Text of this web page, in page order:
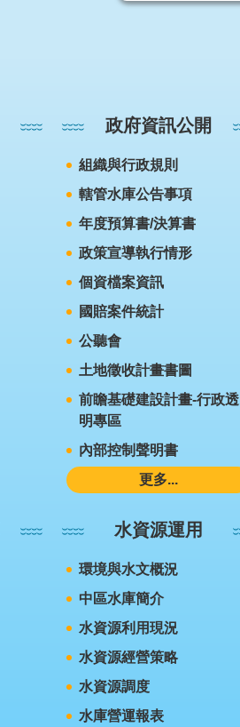
政府資訊公開
組織與行政規則
轄管水庫公告事項
年度預算書/決算書
政策宣導執行情形
個資檔案資訊
國賠案件統計
公聽會
土地徵收計畫書圖
前瞻基礎建設計畫-行政透
明專區
內部控制聲明書
更多...
水資源運用
環境與水文概況
中區水庫簡介
水資源利用現況
水資源經營策略
水資源調度
水庫營運報表